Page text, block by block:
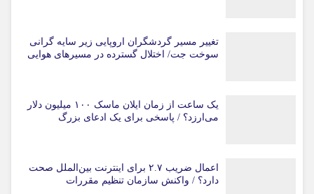
تغییر مسیر گردشگران اروپایی زیر سایه گرانی
سوخت جت/ اختلال گسترده در مسیرهای هوایی
یک ساعت از زمان ایلان ماسک ۱۰۰ میلیون دلار
می‌ارزد؟ / پاسخی برای یک ادعای بزرگ
اعمال ضریب ۲.۷ برای اینترنت بین‌الملل صحت
دارد؟ / واکنش سازمان تنظیم مقررات